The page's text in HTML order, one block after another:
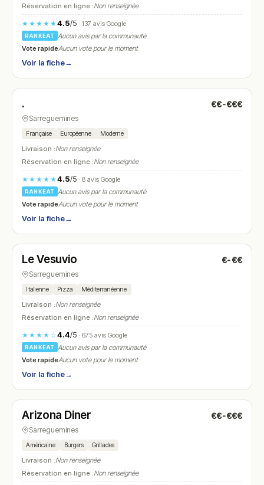
Réservation en ligne :Non renseignée
★★★★★4.5/5· 137 avis Google
RANKEAT
Aucun avis par la communauté
Vote rapideAucun vote pour le moment
Voir la fiche→
. €€-€€€
Sarreguemines
Française Européenne Moderne
Livraison :Non renseignée
Réservation en ligne :Non renseignée
★★★★★4.5/5· 8 avis Google
RANKEAT
Aucun avis par la communauté
Vote rapideAucun vote pour le moment
Voir la fiche→
N° 25
Le Vesuvio €-€€
Sarreguemines
Italienne Pizza Méditerranéenne
Livraison :Non renseignée
Réservation en ligne :Non renseignée
★★★★☆4.4/5· 675 avis Google
RANKEAT
Aucun avis par la communauté
Vote rapideAucun vote pour le moment
Voir la fiche→
N° 26
Arizona Diner €€-€€€
Sarreguemines
Américaine Burgers Grillades
Livraison :Non renseignée
Réservation en ligne :Non renseignée